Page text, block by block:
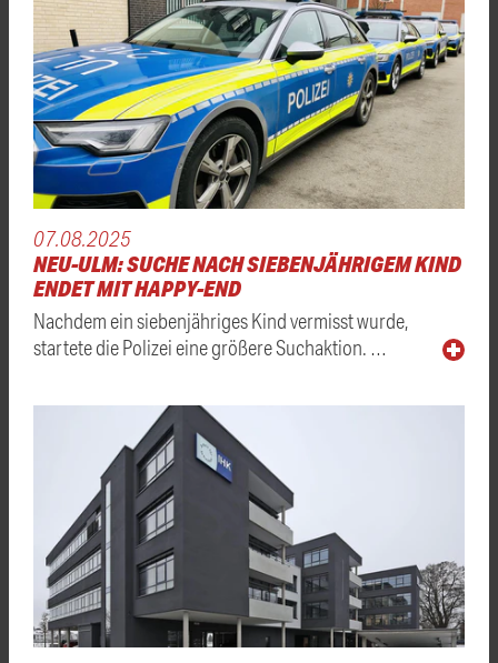
07.08.2025
NEU-ULM: SUCHE NACH SIEBENJÄHRIGEM KIND
ENDET MIT HAPPY-END
Nachdem ein siebenjähriges Kind vermisst wurde,
startete die Polizei eine größere Suchaktion. …